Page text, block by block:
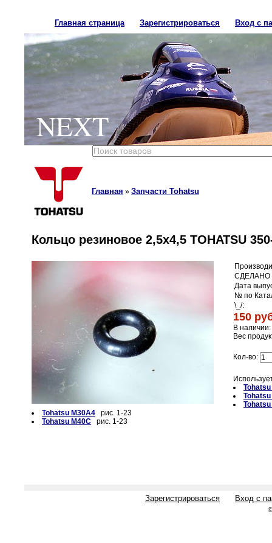
Главная страница Зарегистрироваться Вход с
NEXT
Главная » Запчасти Tohatsu
Кольцо резиновое 2,5x4,5 TOHATSU
СДЕЛАНО
Дата
№ по
\_/:
150
В
Вес
Кол-во:
Tohatsu M30A4 рис. 1-23
Tohatsu M40C рис. 1-23
Зарегистрироваться Вход с